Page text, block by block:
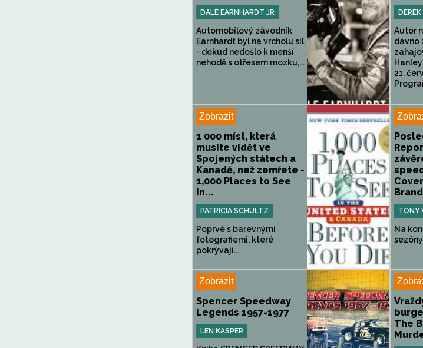
DALE EARNHARDT JR
Automobilový závodník
Earnhardt byl na vrcholu sil
- dokud nedošlo k menší
nehodě s otřesem mozku,...
Autor
dávno
21.
Zobrazit
1 000 míst, která
musíte vidět ve
Spojených státech a
Kanadě, než zemřete -
1,000 Places to See
in...
PATRICIA SCHULTZ
Poprvé s barevnými
fotografiemi, které
pokrývají...
TONY
Na
Zobrazit
Spencer Speedway
Legends 1957-1977
LEN KASPER
The